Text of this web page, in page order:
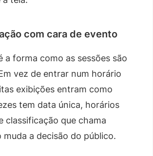
com cara de evento
a forma como as sessões são
vez de entrar num horário
exibições entram como
tem data única, horários
classificação que chama
muda a decisão do público.